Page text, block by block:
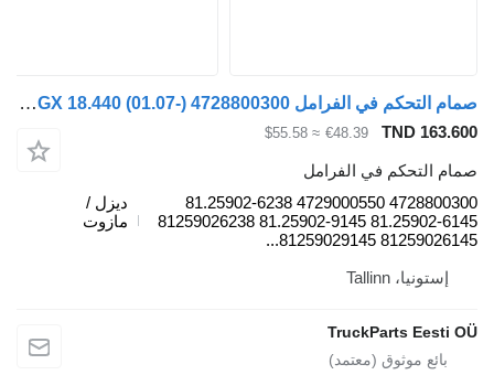
صمام التحكم في الفرامل WABCO TGX 18.440 (01.07-) 4728800300 لـ السيارات القاطرة MAN TGL, TGM, TGS, TGX (2005-2021)
TND
€48.39
≈ $55.58
التحكم في الفرامل
4728800300 4729000550 81.25902-6238
81.25902-6145 81.25902-9145 81259026238
81259026145
ديزل /
مازوت
إستونيا، Tallinn
TruckParts Eesti